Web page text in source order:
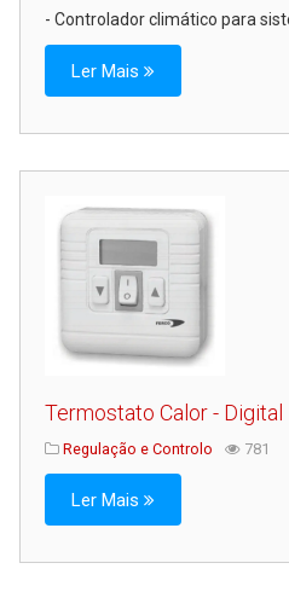
Chaminés
Tubagens e Acessórios
Assistência Técnica
Centro de Formação
Gabinete de Engenharia
Armazém e Logística
As Nossas Dicas
Novidades
- Controlador climático para
Ler Mais
Termostato Calor - Digital
Regulação e Controlo 781
Ler Mais